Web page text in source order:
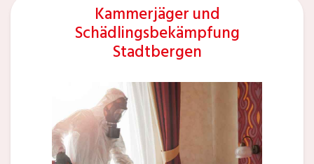
Kammerjäger und
Schädlingsbekämpfung
Stadtbergen